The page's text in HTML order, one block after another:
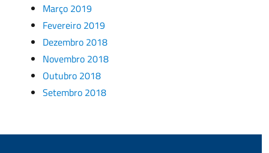
Março 2019
Fevereiro 2019
Dezembro 2018
Novembro 2018
Outubro 2018
Setembro 2018